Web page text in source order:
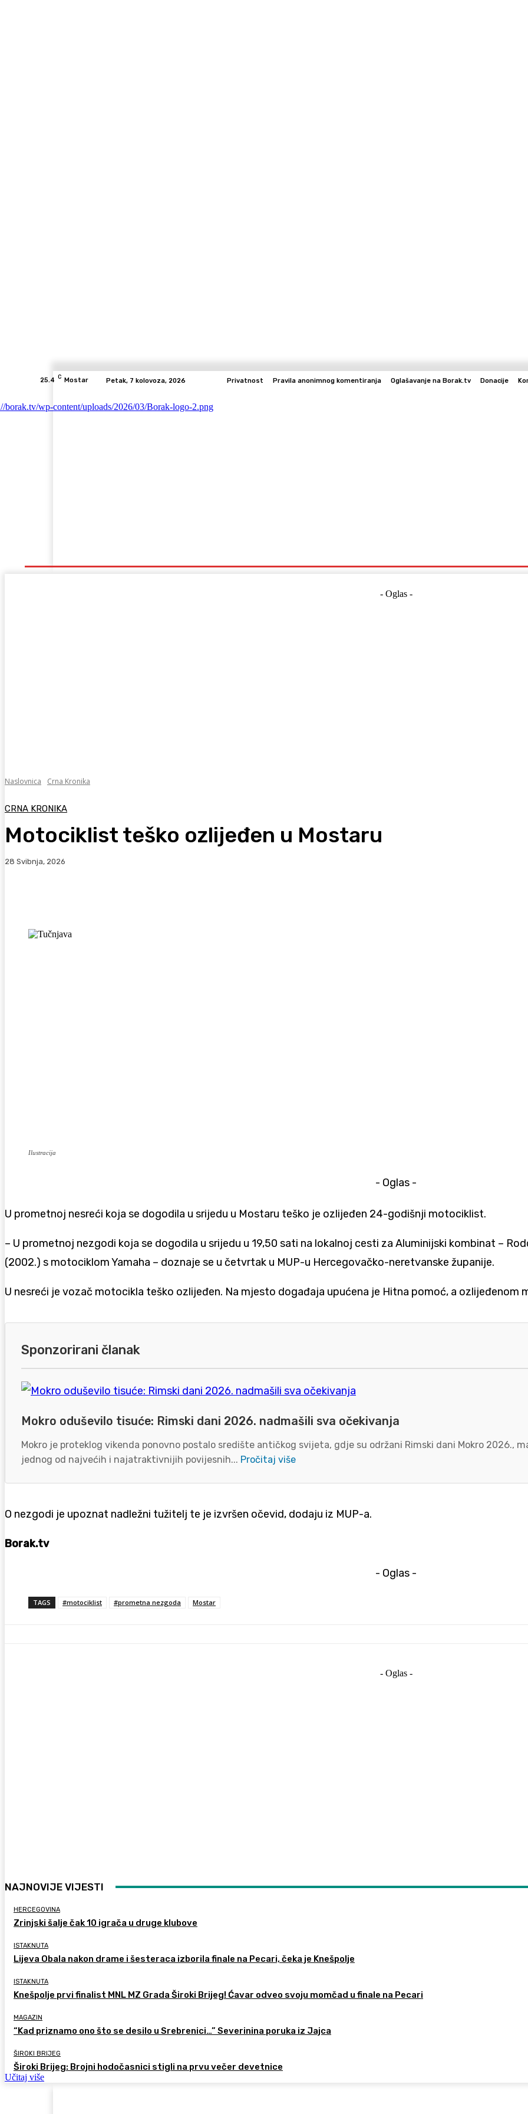
25.4 C Mostar Petak, 7 kolovoza, 2026 Privatnost Pravila anonimnog komentiranja Oglašavanje na Borak.tv Donacije
- Oglas -
Naslovnica Crna Kronika
CRNA KRONIKA
Motociklist teško ozlijeđen u Mostaru
28 Svibnja, 2026
Ilustracija
- Oglas -
U prometnoj nesreći koja se dogodila u srijedu u Mostaru teško je ozlijeđen 24-godišnji motociklist.
– U prometnoj nezgodi koja se dogodila u srijedu u 19,50 sati na lokalnoj cesti za Aluminijski kombinat –
(2002.) s motociklom Yamaha – doznaje se u četvrtak u MUP-u Hercegovačko-neretvanske županije.
U nesreći je vozač motocikla teško ozlijeđen. Na mjesto događaja upućena je Hitna pomoć, a ozlijeđenom
Sponzorirani članak
Mokro oduševilo tisuće: Rimski dani 2026. nadmašili sva očekivanja
Mokro je proteklog vikenda ponovno postalo središte antičkog svijeta, gdje su održani Rimski dani Mokro
jednog od najvećih i najatraktivnijih povijesnih... Pročitaj više
O nezgodi je upoznat nadležni tužitelj te je izvršen očevid, dodaju iz MUP-a.
Borak.tv
- Oglas -
TAGS #motociklist #prometna nezgoda Mostar
- Oglas -
NAJNOVIJE VIJESTI
HERCEGOVINA
Zrinjski šalje čak 10 igrača u druge klubove
ISTAKNUTA
Lijeva Obala nakon drame i šesteraca izborila finale na Pecari, čeka je Knešpolje
ISTAKNUTA
Knešpolje prvi finalist MNL MZ Grada Široki Brijeg! Ćavar odveo svoju momčad u finale na Pecari
MAGAZIN
“Kad priznamo ono što se desilo u Srebrenici…” Severinina poruka iz Jajca
ŠIROKI BRIJEG
Široki Brijeg: Brojni hodočasnici stigli na prvu večer devetnice
Učitaj više